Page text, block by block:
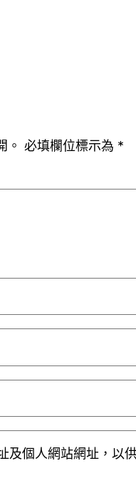
。 必填欄位標示為 *
及個人網站網址，以